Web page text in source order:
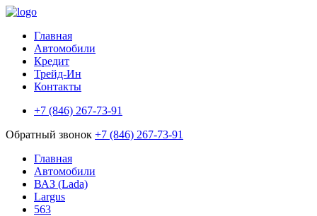
Главная
Автомобили
Кредит
Трейд-Ин
Контакты
+7 (846) 267-73-91
Обратный звонок +7 (846) 267-73-91
Главная
Автомобили
ВАЗ (Lada)
Largus
563